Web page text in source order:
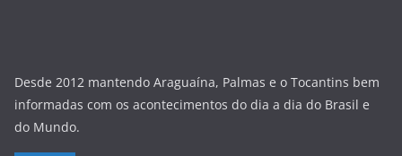
Desde 2012 mantendo Araguaína, Palmas e o Tocantins bem
informadas com os acontecimentos do dia a dia do Brasil e
do Mundo.